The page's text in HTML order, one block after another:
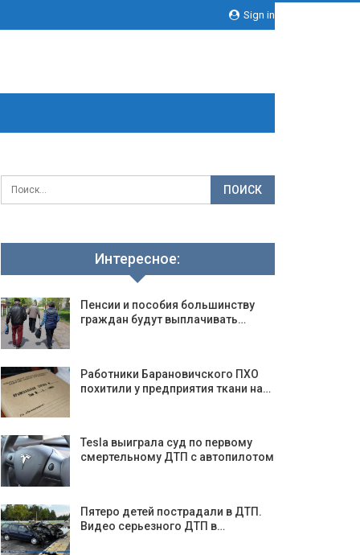
Sign in
Интересное:
Пенсии и пособия большинству
граждан будут выплачивать…
Работники Барановичского ПХО
похитили у предприятия ткани на…
Tesla выиграла суд по первому
смертельному ДТП с автопилотом
Пятеро детей пострадали в ДТП.
Видео серьезного ДТП в…